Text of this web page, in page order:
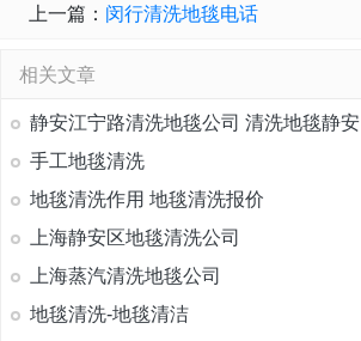
上一篇： 闵行清洗地毯电话
相关文章
静安江宁路清洗地毯公司 清洗地毯静安
手工地毯清洗
地毯清洗作用 地毯清洗报价
上海静安区地毯清洗公司
上海蒸汽清洗地毯公司
地毯清洗-地毯清洁